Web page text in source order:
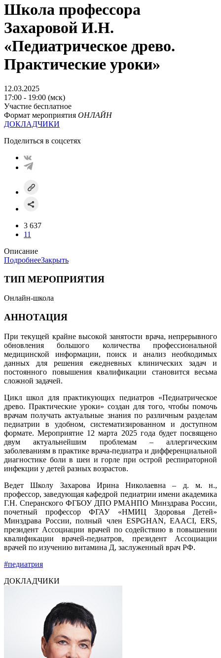
Школа профессора
Захаровой И.Н.
«Педиатрическое древо.
Практические уроки»
12.03.2025
17:00 - 19:00 (мск)
Участие бесплатное
Формат мероприятия ОНЛАЙН
ДОКЛАДЧИКИ
Поделиться в соцсетях
3 637
11
Описание
ПодробнееЗакрыть
ТИП МЕРОПРИЯТИЯ
Онлайн-школа
АННОТАЦИЯ
При текущей крайне высокой занятости врача, непрерывного
обновления большого количества профессиональной
медицинской информации, поиск и анализ необходимых
данных для решения ежедневных клинических задач и
постоянного повышения квалификации становится весьма
сложной задачей.
Цикл школ для практикующих педиатров «Педиатрическое
древо. Практические уроки» создан для того, чтобы помочь
врачам получать актуальные знания по различным разделам
педиатрии в удобном, систематизированном и доступном
формате. Мероприятие 12 марта 2025 года будет посвящено
двум актуальнейшим проблемам – аллергическим
заболеваниям в практике врача-педиатра и дифференциальной
диагностике боли в шеи и горле при острой респираторной
инфекции у детей разных возрастов.
Ведет Школу Захарова Ирина Николаевна – д. м. н.,
профессор, заведующая кафедрой педиатрии имени академика
Г.Н. Сперанского ФГБОУ ДПО РМАНПО Минздрава России,
почетный профессор ФГАУ «НМИЦ Здоровья Детей»
Минздрава России, полный член ESPGHAN, EAACI, ERS,
президент Ассоциации врачей по содействию в повышении
квалификации врачей-педиатров, президент Ассоциации
врачей по изучению витамина Д, заслуженный врач РФ.
#педиатрия
ДОКЛАДЧИКИ